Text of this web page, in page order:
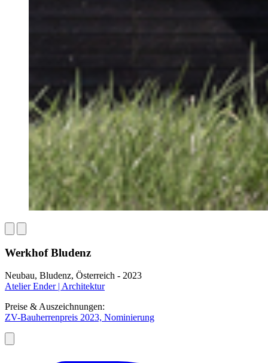
Werkhof Bludenz
Neubau, Bludenz, Österreich - 2023
Atelier Ender | Architektur
Preise & Auszeichnungen:
ZV-Bauherrenpreis 2023, Nominierung